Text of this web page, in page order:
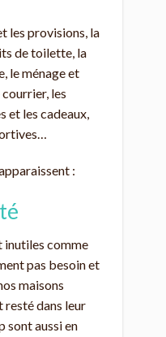
les provisions, la
de toilette, la
le ménage et
courrier, les
et les cadeaux,
:
inutiles comme
pas besoin et
maisons
resté dans leur
sont aussi en